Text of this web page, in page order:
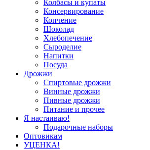
Колбасы и купаты
Консервирование
Копчение
Шоколад
Хлебопечение
Сыроделие
Напитки
Посуда
Дрожжи
Спиртовые дрожжи
Винные дрожжи
Пивные дрожжи
Питание и прочее
Я настаиваю!
Подарочные наборы
Оптовикам
УЦЕНКА!